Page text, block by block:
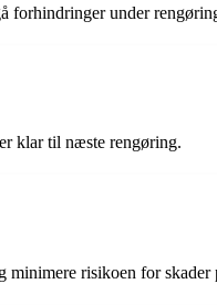
forhindringer under
klar til næste rengøring.
minimere risikoen for